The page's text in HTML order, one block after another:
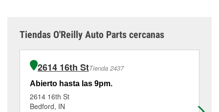
Tiendas O'Reilly Auto Parts cercanas
2614 16th StTienda 2437
Abierto hasta las 9pm.
2614 16th St
Bedford, IN